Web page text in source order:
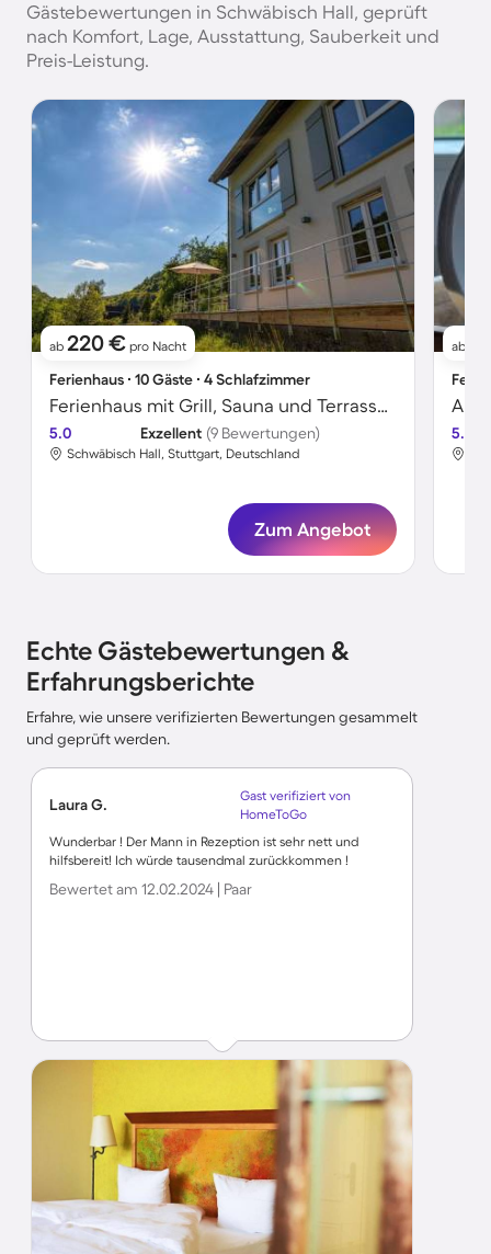
Gästebewertungen in Schwäbisch Hall, geprüft
nach Komfort, Lage, Ausstattung, Sauberkeit und
Preis-Leistung.
ab 220 € pro Nacht
Ferienhaus ∙ 10 Gäste ∙ 4 Schlafzimmer
Ferienhaus mit Grill, Sauna und Terrasse | Meerblick
5.0 Exzellent (9 Bewertungen)
Schwäbisch Hall, Stuttgart, Deutschland
Zum Angebot
ab
5.0
Echte Gästebewertungen &
Erfahrungsberichte
Erfahre, wie unsere verifizierten Bewertungen gesammelt
und geprüft werden.
Laura G.
Gast verifiziert von
HomeToGo
Wunderbar ! Der Mann in Rezeption ist sehr nett und
hilfsbereit! Ich würde tausendmal zurückkommen !
Bewertet am 12.02.2024 | Paar